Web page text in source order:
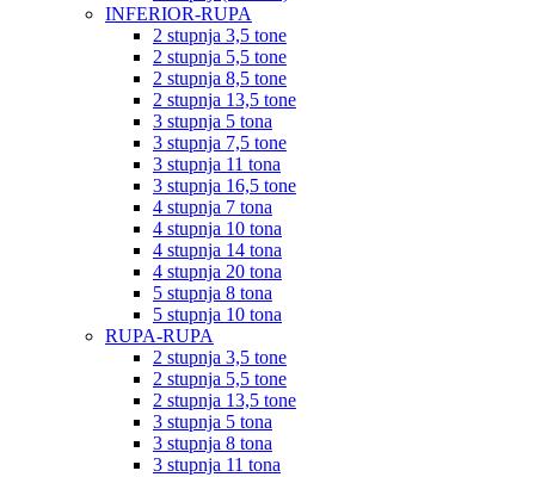
INFERIOR-RUPA
2 stupnja 3,5 tone
2 stupnja 5,5 tone
2 stupnja 8,5 tone
2 stupnja 13,5 tone
3 stupnja 5 tona
3 stupnja 7,5 tone
3 stupnja 11 tona
3 stupnja 16,5 tone
4 stupnja 7 tona
4 stupnja 10 tona
4 stupnja 14 tona
4 stupnja 20 tona
5 stupnja 8 tona
5 stupnja 10 tona
RUPA-RUPA
2 stupnja 3,5 tone
2 stupnja 5,5 tone
2 stupnja 13,5 tone
3 stupnja 5 tona
3 stupnja 8 tona
3 stupnja 11 tona